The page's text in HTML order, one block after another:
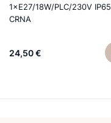
1×E27/18W/PLC/230V IP65
CRNA
24,50 €